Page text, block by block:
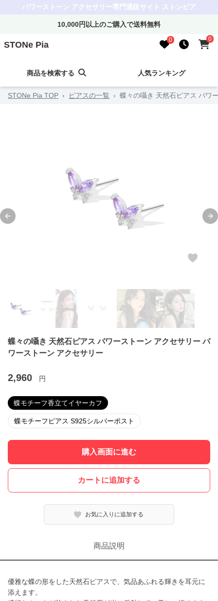
パワーストーン アクセサリー専門通販サイト ストンピア
10,000円以上のご購入で送料無料
STONe Pia 0 0
商品を検索する 人気ランキング
STONe Pia TOP › ピアスの一覧 › 蝶々の囁き 天然石ピアス パワ
Previous slide
蝶々の囁き 天然石ピアス パワーストーン アクセサリー パ
ワーストーン アクセサリー
2,960 円
蝶モチーフ香立てイヤーカフ
蝶モチーフピアス S925シルバーポスト
購入画面に進む
カートに追加する
お気に入りに追加する
商品説明
優雅な蝶の形をした天然石ピアスで、気品あふれる輝きを耳元に
添えます。